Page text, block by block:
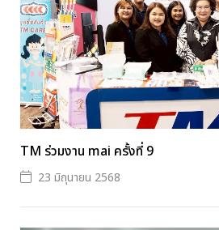
TM ร่วมงาน mai ครั้งที่ 9
23 มิถุนายน 2568